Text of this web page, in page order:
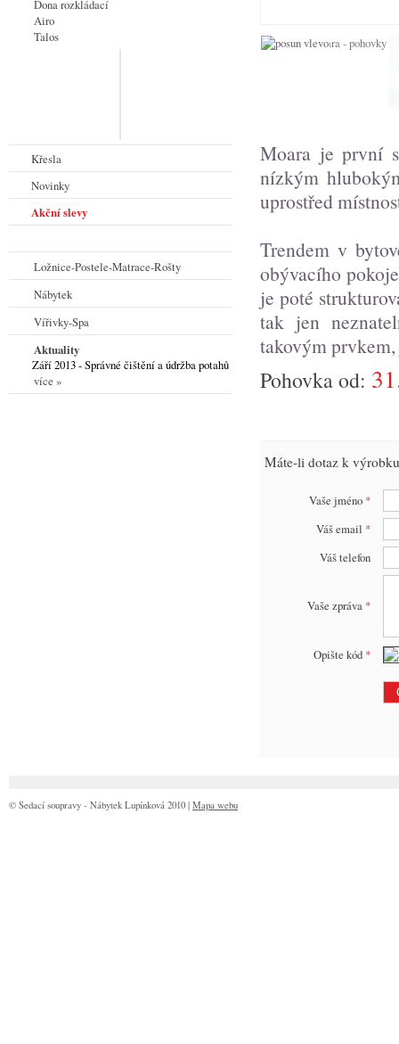
Moara je první
nízkým
uprostřed
Trendem v
obývacího
je poté
tak jen
takovým
Pohovka od:
Máte-li dotaz k
Vaše jméno *
Váš email *
Váš telefon
Vaše zpráva *
Opište kód *
Dona rozkládací
Airo
Talos
Křesla
Novinky
Akční slevy
Ložnice-Postele-Matrace-Rošty
Nábytek
Vířivky-Spa
Aktuality
Září 2013 - Správné čištění a údržba potahů
více »
© Sedací soupravy - Nábytek Lupínková 2010 | Mapa webu